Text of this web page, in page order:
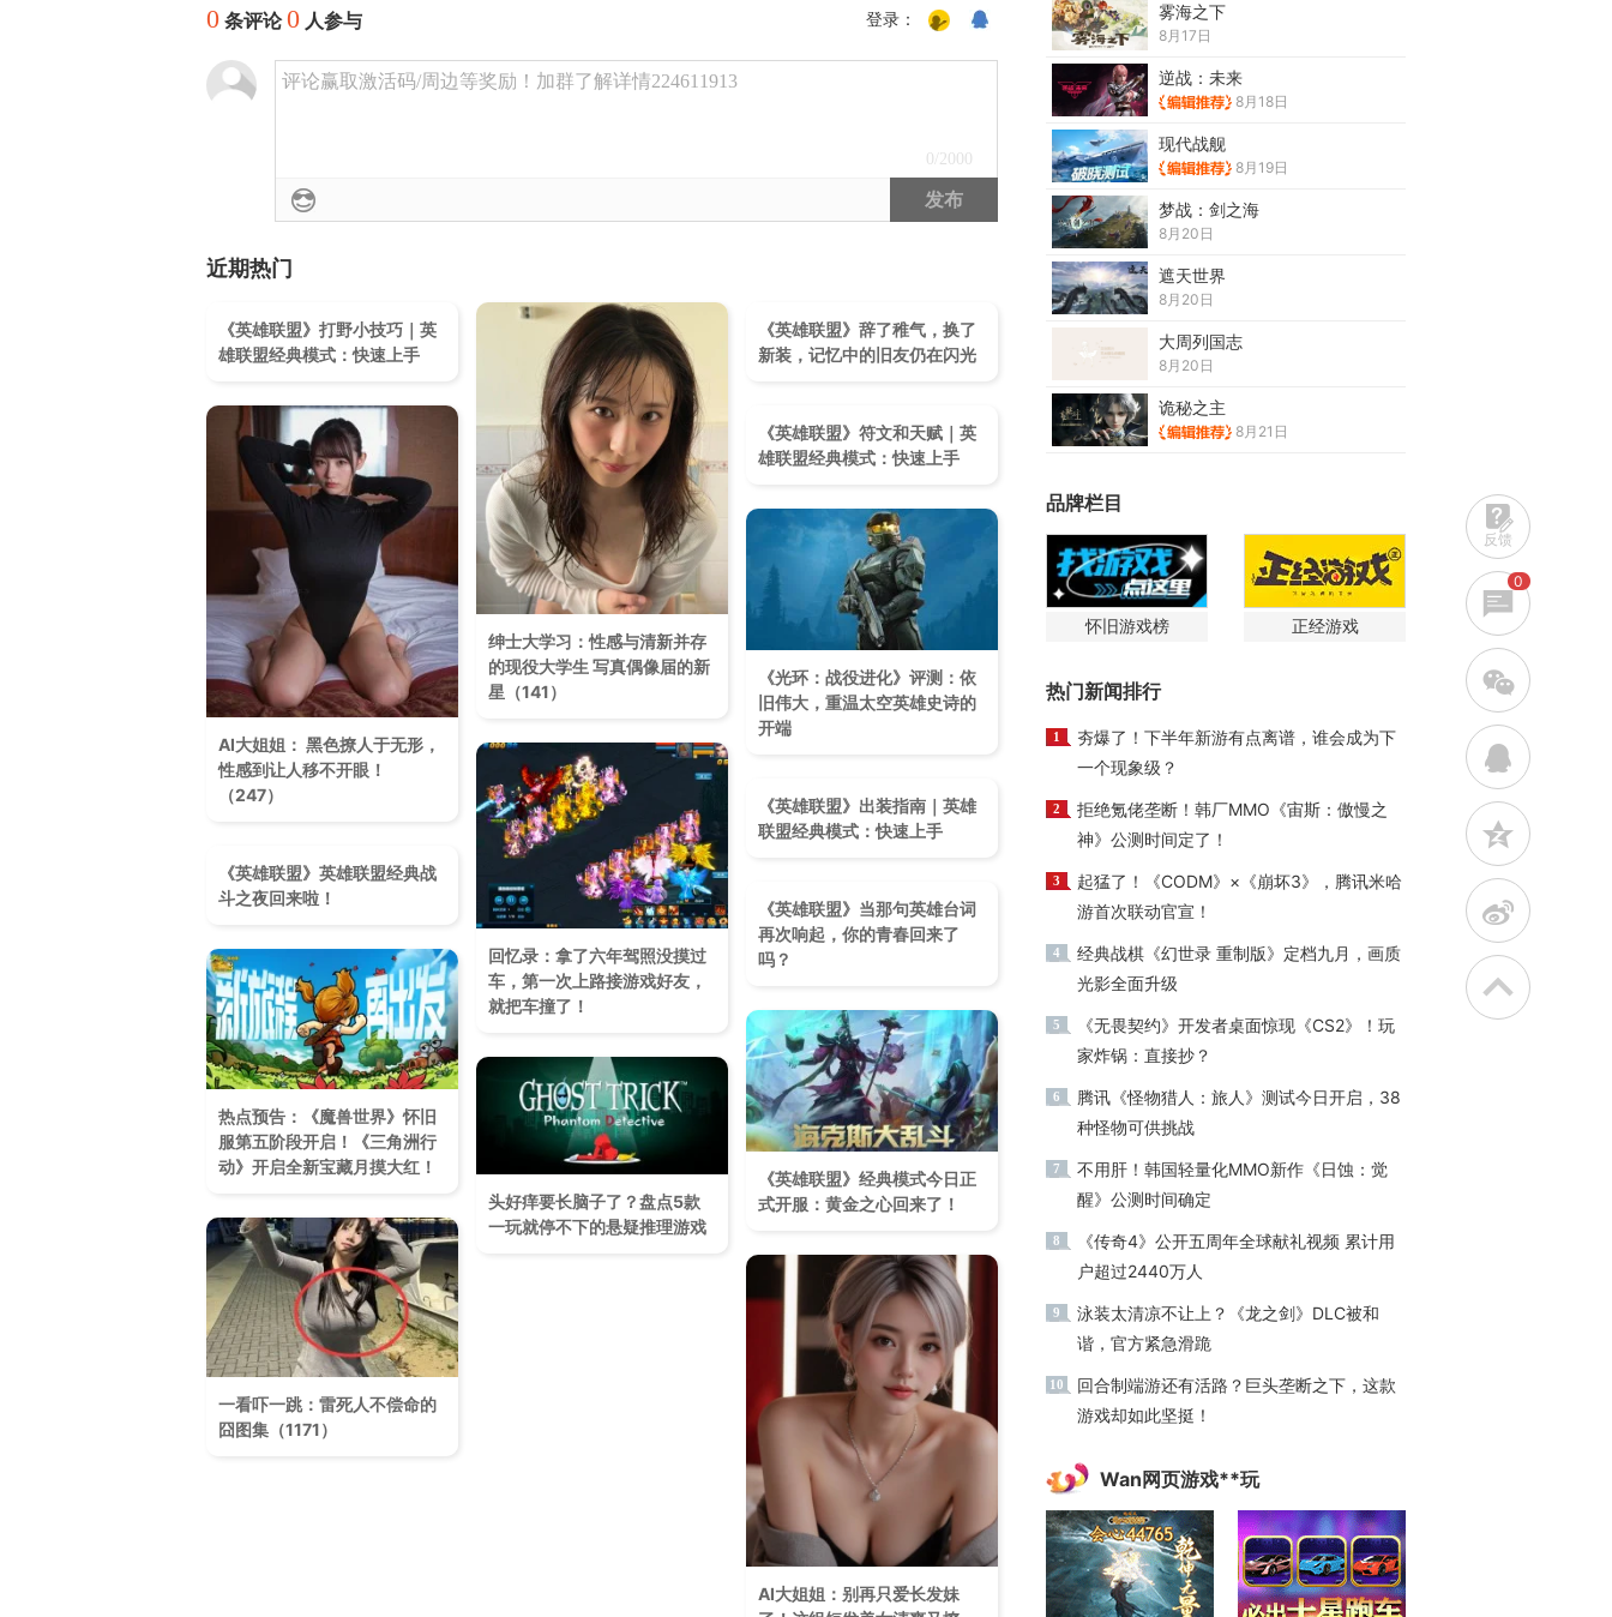
0 条评论0 人参与 登录：
评论赢取激活码/周边等奖励！加群了解详情224611913
0 /2000
发布
近期热门
《英雄联盟》打野小技巧｜英
雄联盟经典模式：快速上手
绅士大学习：性感与清新并存
的现役大学生 写真偶像届的新
星（141）
《英雄联盟》辞了稚气，换了
新装，记忆中的旧友仍在闪光
AI大姐姐： 黑色撩人于无形，
性感到让人移不开眼！​
（247）
《英雄联盟》符文和天赋｜英
雄联盟经典模式：快速上手
《光环：战役进化》评测：依
旧伟大，重温太空英雄史诗的
开端
回忆录：拿了六年驾照没摸过
车，第一次上路接游戏好友，
就把车撞了！
《英雄联盟》出装指南｜英雄
联盟经典模式：快速上手
《英雄联盟》英雄联盟经典战
斗之夜回来啦！
《英雄联盟》当那句英雄台词
再次响起，你的青春回来了
吗？
热点预告：《魔兽世界》怀旧
服第五阶段开启！《三角洲行
动》开启全新宝藏月摸大红！
《英雄联盟》经典模式今日正
式开服：黄金之心回来了！
头好痒要长脑子了？盘点5款
一玩就停不下的悬疑推理游戏
一看吓一跳：雷死人不偿命的
囧图集（1171）
AI大姐姐：别再只爱长发妹
雾海之下
8月17日
逆战：未来
8月18日
现代战舰
8月19日
梦战：剑之海
8月20日
遮天世界
8月20日
大周列国志
8月20日
诡秘之主
8月21日
品牌栏目
怀旧游戏榜 正经游戏
热门新闻排行
1
夯爆了！下半年新游有点离谱，谁会成为下
一个现象级？
2
拒绝氪佬垄断！韩厂MMO《宙斯：傲慢之
神》公测时间定了！
3
起猛了！《CODM》×《崩坏3》，腾讯米哈
游首次联动官宣！
4
经典战棋《幻世录 重制版》定档九月，画质
光影全面升级
5
《无畏契约》开发者桌面惊现《CS2》！玩
家炸锅：直接抄？
6
腾讯《怪物猎人：旅人》测试今日开启，38
种怪物可供挑战
7
不用肝！韩国轻量化MMO新作《日蚀：觉
醒》公测时间确定
8
《传奇4》公开五周年全球献礼视频 累计用
户超过2440万人
9
泳装太清凉不让上？《龙之剑》DLC被和
谐，官方紧急滑跪
10
回合制端游还有活路？巨头垄断之下，这款
游戏却如此坚挺！
Wan网页游戏**玩
反馈
0
w
q
z
t